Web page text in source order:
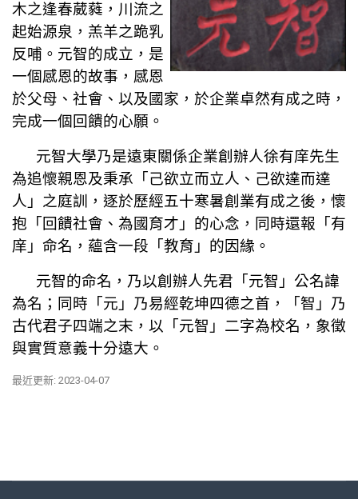
木之逢春葳蕤，川流之
起始源泉，羔羊之跪乳
反哺。元智的成立，是
一個感恩的故事，感恩
於父母、社會、以及國家，於企業卓然有成之時，
完成一個回饋的心願。
元智大學乃是遠東關係企業創辦人徐有庠先生
為追懷親恩及秉承「己欲立而立人、己欲達而達
人」之庭訓，逐於歷經五十寒暑創業有成之後，懷
抱「回饋社會、為國育才」的心念，同時還報「有
庠」命名，蘊含一段「教育」的因緣。
元智的命名，乃以創辦人先君「元智」公名諱
為名；同時「元」乃易經乾坤四德之首，「智」乃
古代君子四端之末，以「元智」二字為校名，象徵
與實質意義十分遠大。
最近更新: 2023-04-07